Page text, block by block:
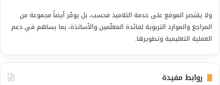
ولا يقتصر الموقع على خدمة التلاميذ فحسب، بل يوفّر أيضاً مجموعة من
المراجع والموارد التربوية لفائدة المعلّمين والأساتذة، بما يساهم في دعم
العملية التعليمية وتطويرها.
روابط مفيدة